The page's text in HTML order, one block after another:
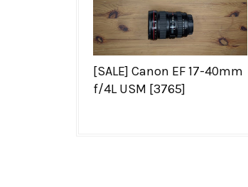
[SALE] Canon EF 17-40mm
f/4L USM [3765]